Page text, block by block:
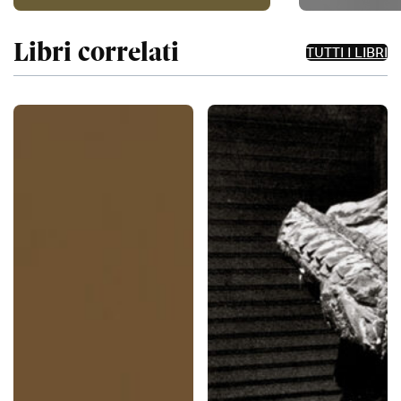
Libri correlati TUTTI I LIBRI